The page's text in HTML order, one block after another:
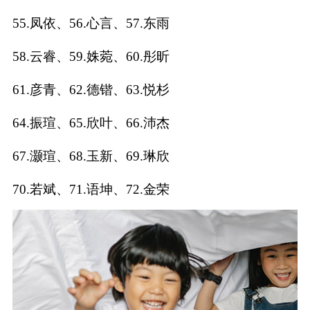
典
宝
宝
名
名
字
分
生
辰
名
大
师
名
55.凤依、56.心言、57.东雨
58.云睿、59.姝菀、60.彤昕
61.彦青、62.德锴、63.悦杉
64.振瑄、65.欣叶、66.沛杰
67.灏瑄、68.玉新、69.琳欣
70.若斌、71.语坤、72.金荣